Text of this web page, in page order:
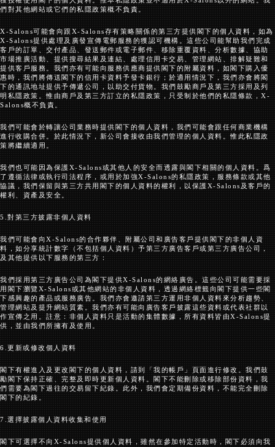
們對其他網站或它們的私隱政策概不負責。
X-Salons可能會向跟X-Salons存有策略關係的第三方提供閣下的個人資料，如為
X-Salons提供處理及廣發宣傳電郵服務的獲認可機構。這些公司能幫助我們完成
客戶的訂單、交付產品、發送郵件或電子郵件、移除重覆資料、分析數據、協助
市場推廣活動、提供搜尋結果及連結、處理信用卡交易、管理網站、排解疑難和
提供客戶服務。我們亦有可能向服務供應商提供閣下的附屬資料，如閣下購入優
惠時，我們將傳送閣下的信用卡資料予發卡銀行；於適用情況下，我們亦會將閣
下的通訊地址提供予傳遞公司，以助交付貨物。我們鼓勵商戶及第三方採用及列
明私隱政策。惟由商戶及第三方訂立的私隱政策，只受制於他們的私隱條款，X-
Salons概不負責。
我們可能會於轉讓公司業務時提供閣下的個人資料，我們可能會跟任何商業機構
進行收購合併。於此情況下，新公司會接收由我們管理的個人資料。惟此私隱政
策將繼續適用。
我們也可能因為保護X-Salons或其他人的安全而透露與閣下相關的個人資料。爲
了遵循法律或執行司法程序，或用於加強X-Salons的私隱政策，服務條款或其他
協議，我們保留與第三方共用閣下的個人資料的權利，以保護X-Salons及客戶的
權利、資產及安全。
5.對第三方披露非個人資料
我們可能會向X-Salons的合作夥伴、附屬公司和廣告客戶提供閣下的非個人資
料，如分享統計數字（不包括個人資料）予第三方廣告客戶或第三方廣告公司，
及其他提供以下服務的第三方：
我們採用第三方廣告公司為閣下提供X-Salons的網絡廣告。這些公司可能需要採
用閣下瀏覽X-Salons或其他網站的非個人資料，透過網絡標籤向閣下提供一些閣
下感興趣的產品或服務廣告。我們亦會邀請第三方運用非個人資料來分析趨勢、
管理網站及提升網站質素。我們亦有可能向廣告客戶披露這些資料或代表社群以
作宣傳之用。註意：非個人資料只是活動的集體數據，所有資料皆由X-Salons提
供，並由我們所擁有及使用。
6.更新或修改個人資料
閣下有權進入及更改閣下的個人資料，請到「我的帳戶」頁面進行修改。我們鼓
勵閣下保持正確、完整及即時更新個人資料。閣下不能刪除或移除部份資料，我
們需要為閣下過往的交易留下紀錄。此外，我們會定期備份資料，不能完全刪除
閣下的紀錄。
7.選擇披露個人資料收集和使用
閣下可選擇不向X-Salons提供個人資料，雖然在參加特定活動時，閣下必須向我